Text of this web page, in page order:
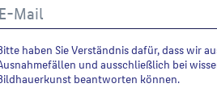
haben Sie Verständnis dafür, dass wir
und ausschließlich bei
beantworten können.